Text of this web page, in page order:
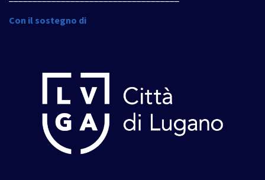
Con il sostegno di